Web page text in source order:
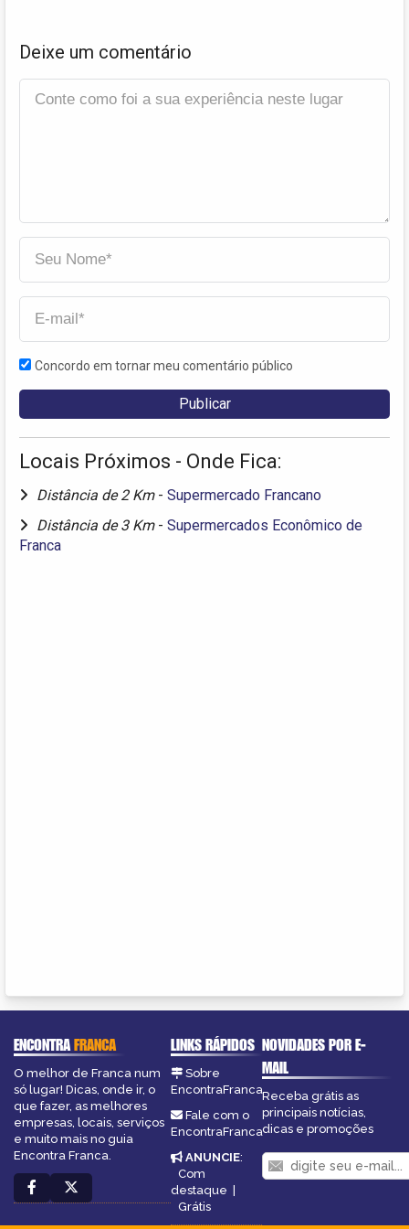
Deixe um comentário
Concordo em tornar meu comentário público
Locais Próximos - Onde Fica:
Distância de 2 Km - Supermercado Francano
Distância de 3 Km - Supermercados Econômico de
Franca
ENCONTRAFRANCA
O melhor de Franca num
só lugar! Dicas, onde ir, o
que fazer, as melhores
empresas, locais, serviços
e muito mais no guia
Encontra Franca.
LINKS RÁPIDOS
Sobre
EncontraFranca
Fale com o
EncontraFranca
ANUNCIE:
Com
destaque |
Grátis
NOVIDADES POR E-
MAIL
Receba grátis as
principais notícias,
dicas e promoções